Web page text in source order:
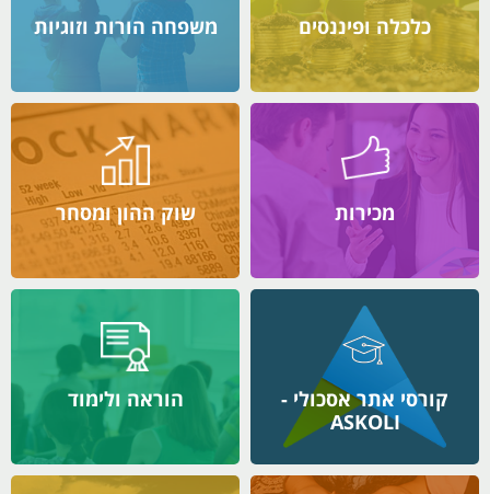
כלכלה ופיננסים משפחה הורות וזוגיות
מכירות שוק ההון ומסחר
קורסי אתר אסכולי -
ASKOLI
הוראה ולימוד